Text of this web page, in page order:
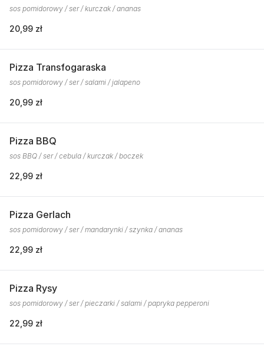
sos pomidorowy / ser / kurczak / ananas
20,99 zł
Pizza Transfogaraska
sos pomidorowy / ser / salami / jalapeno
20,99 zł
Pizza BBQ
sos BBQ / ser / cebula / kurczak / boczek
22,99 zł
Pizza Gerlach
sos pomidorowy / ser / mandarynki / szynka / ananas
22,99 zł
Pizza Rysy
sos pomidorowy / ser / pieczarki / salami / papryka pepperoni
22,99 zł